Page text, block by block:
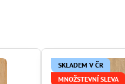
SKLADEM V ČR
MNOŽSTEVNÍ SLEVA